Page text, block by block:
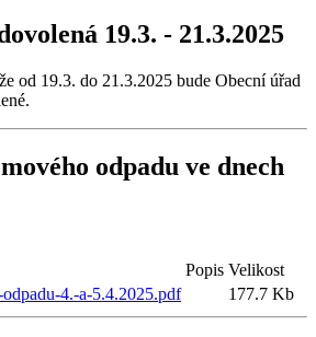
19.3. - 21.3.2025
od 19.3. do 21.3.2025 bude Obecní úřad
odpadu ve dnech
Popis Velikost
4.-a-5.4.2025.pdf
177.7 Kb